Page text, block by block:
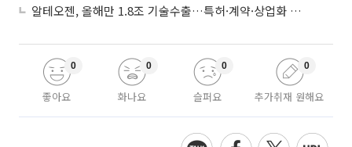
알테오젠, 올해만 1.8조 기술수출…특허·계약·상업화 ‘삼박자’
좋아요
0
화나요
0
슬퍼요
0
추가취재 원해요
0